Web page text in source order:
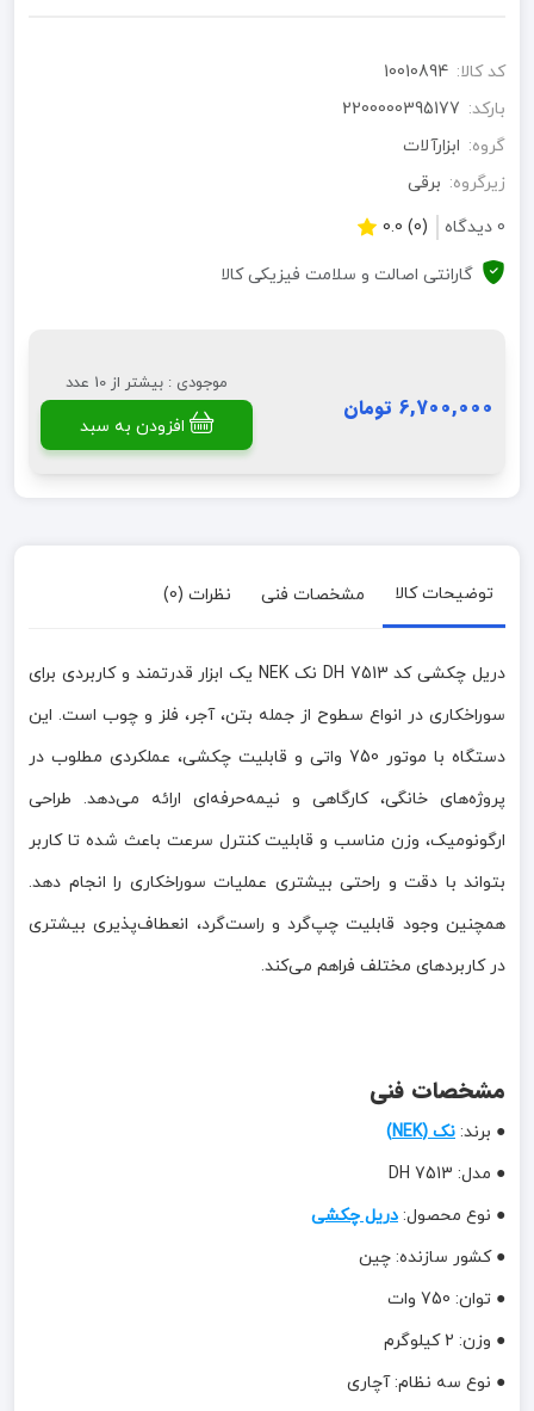
کد کالا: 10010894
بارکد: 2200000395177
گروه: ابزارآلات
زیرگروه: برقی
0 دیدگاه
(0) 0.0
گارانتی اصالت و سلامت فیزیکی کالا
6,700,000 تومان
موجودی : بیشتر از 10 عدد
افزودن به سبد
توضیحات کالا مشخصات فنی نظرات (0)
دریل چکشی کد DH 7513 نک NEK یک ابزار قدرتمند و کاربردی برای
سوراخکاری در انواع سطوح از جمله بتن، آجر، فلز و چوب است. این
دستگاه با موتور 750 واتی و قابلیت چکشی، عملکردی مطلوب در
پروژه‌های خانگی، کارگاهی و نیمه‌حرفه‌ای ارائه می‌دهد. طراحی
ارگونومیک، وزن مناسب و قابلیت کنترل سرعت باعث شده تا کاربر
بتواند با دقت و راحتی بیشتری عملیات سوراخکاری را انجام دهد.
همچنین وجود قابلیت چپ‌گرد و راست‌گرد، انعطاف‌پذیری بیشتری
در کاربردهای مختلف فراهم می‌کند.
مشخصات فنی
● برند: نک (NEK)
● مدل: DH 7513
● نوع محصول: دریل چکشی
● کشور سازنده: چین
● توان: 750 وات
● وزن: 2 کیلوگرم
● نوع سه نظام: آچاری